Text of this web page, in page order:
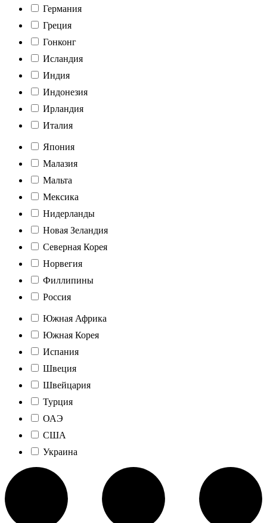
Германия
Греция
Гонконг
Исландия
Индия
Индонезия
Ирландия
Италия
Япония
Малазия
Мальта
Мексика
Нидерланды
Новая Зеландия
Северная Корея
Норвегия
Филлипины
Россия
Южная Африка
Южная Корея
Испания
Швеция
Швейцария
Турция
ОАЭ
США
Украина